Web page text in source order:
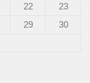
22
23
29
30